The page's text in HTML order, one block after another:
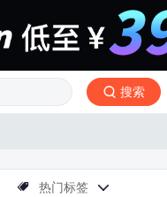
搜索
 热门标签 